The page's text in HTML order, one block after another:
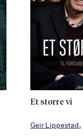
Et større vi
Geir Lippestad